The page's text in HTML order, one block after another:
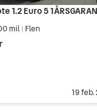
mil | Flen
19